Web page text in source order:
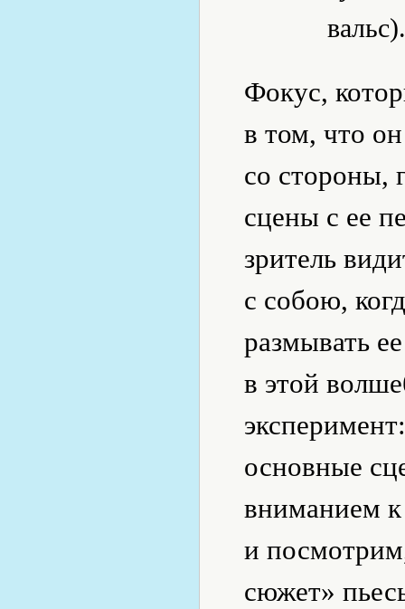
вальс).
Фокус,
в том, что
со стороны,
сцены с ее
зритель
с собою,
размывать
в этой
основные
вниманием
и
сюжет»